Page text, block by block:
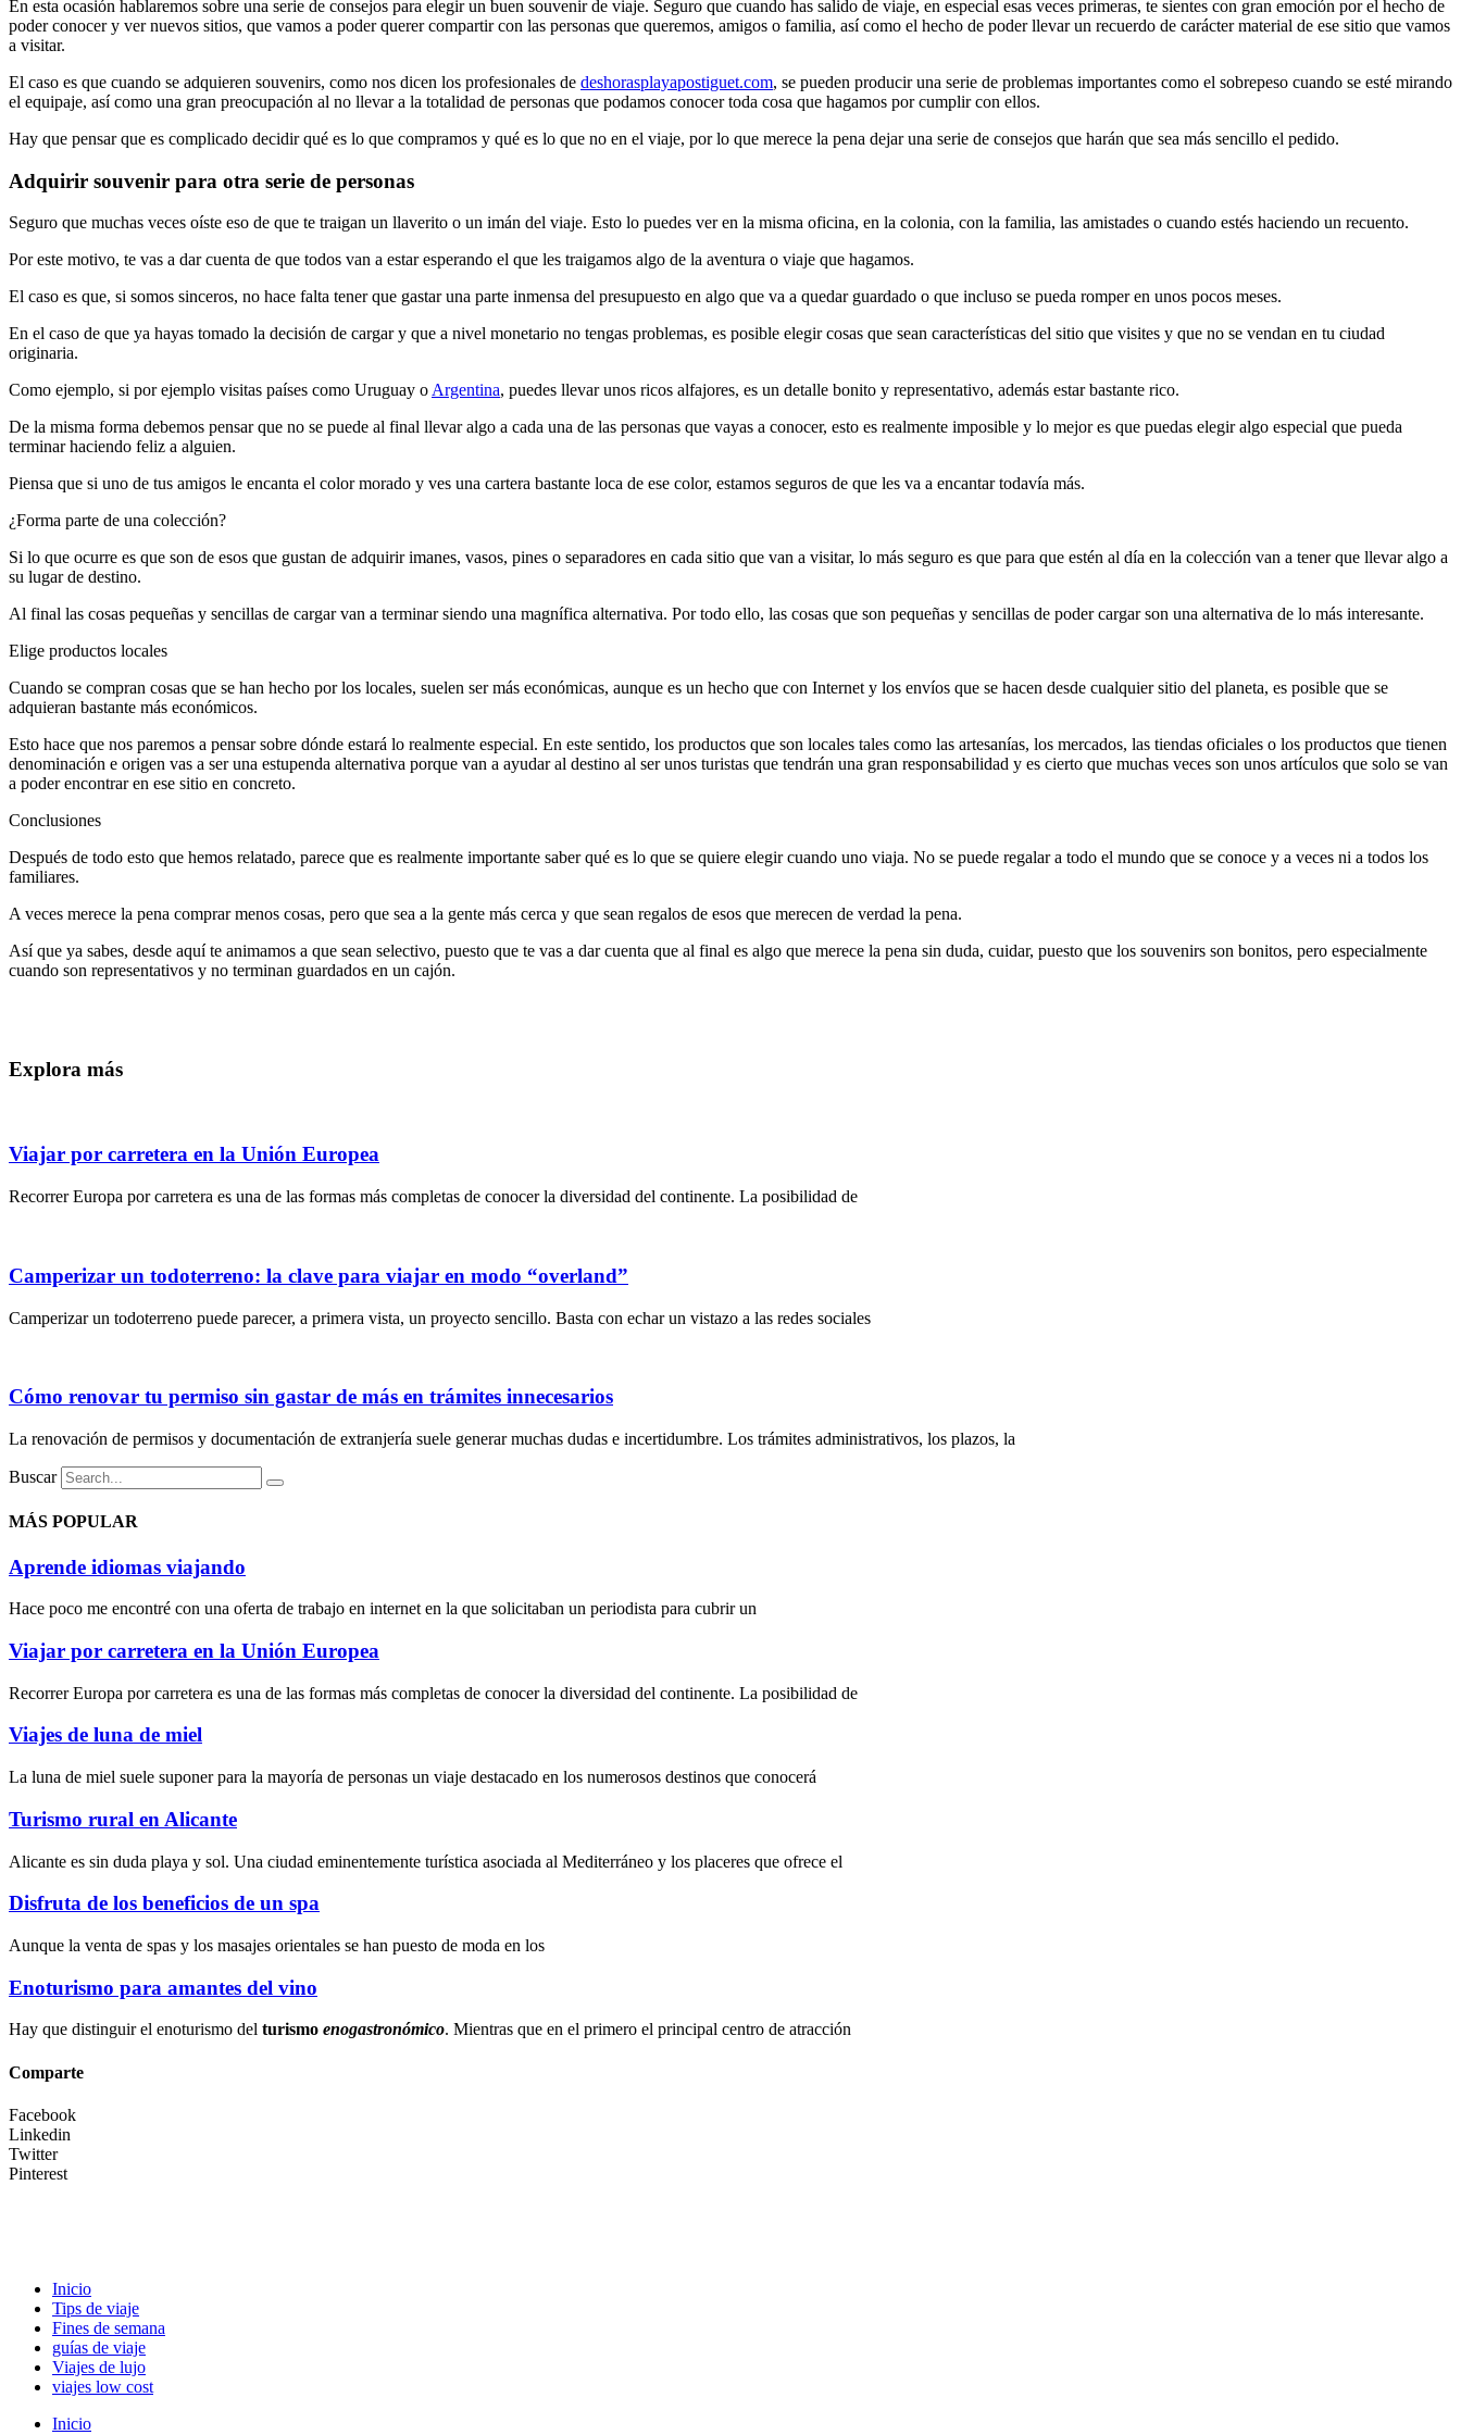
En esta ocasión hablaremos sobre una serie de consejos para elegir un buen souvenir de viaje. Seguro que cuando has salido de viaje, en especial esas veces primeras, te sientes con gran emoción por el hecho de
poder conocer y ver nuevos sitios, que vamos a poder querer compartir con las personas que queremos, amigos o familia, así como el hecho de poder llevar un recuerdo de carácter material de ese sitio que vamos
a visitar.
El caso es que cuando se adquieren souvenirs, como nos dicen los profesionales de deshorasplayapostiguet.com, se pueden producir una serie de problemas importantes como el sobrepeso cuando se esté mirando
el equipaje, así como una gran preocupación al no llevar a la totalidad de personas que podamos conocer toda cosa que hagamos por cumplir con ellos.
Hay que pensar que es complicado decidir qué es lo que compramos y qué es lo que no en el viaje, por lo que merece la pena dejar una serie de consejos que harán que sea más sencillo el pedido.
Adquirir souvenir para otra serie de personas
Seguro que muchas veces oíste eso de que te traigan un llaverito o un imán del viaje. Esto lo puedes ver en la misma oficina, en la colonia, con la familia, las amistades o cuando estés haciendo un recuento.
Por este motivo, te vas a dar cuenta de que todos van a estar esperando el que les traigamos algo de la aventura o viaje que hagamos.
El caso es que, si somos sinceros, no hace falta tener que gastar una parte inmensa del presupuesto en algo que va a quedar guardado o que incluso se pueda romper en unos pocos meses.
En el caso de que ya hayas tomado la decisión de cargar y que a nivel monetario no tengas problemas, es posible elegir cosas que sean características del sitio que visites y que no se vendan en tu ciudad
originaria.
Como ejemplo, si por ejemplo visitas países como Uruguay o Argentina, puedes llevar unos ricos alfajores, es un detalle bonito y representativo, además estar bastante rico.
De la misma forma debemos pensar que no se puede al final llevar algo a cada una de las personas que vayas a conocer, esto es realmente imposible y lo mejor es que puedas elegir algo especial que pueda
terminar haciendo feliz a alguien.
Piensa que si uno de tus amigos le encanta el color morado y ves una cartera bastante loca de ese color, estamos seguros de que les va a encantar todavía más.
¿Forma parte de una colección?
Si lo que ocurre es que son de esos que gustan de adquirir imanes, vasos, pines o separadores en cada sitio que van a visitar, lo más seguro es que para que estén al día en la colección van a tener que llevar algo a
su lugar de destino.
Al final las cosas pequeñas y sencillas de cargar van a terminar siendo una magnífica alternativa. Por todo ello, las cosas que son pequeñas y sencillas de poder cargar son una alternativa de lo más interesante.
Elige productos locales
Cuando se compran cosas que se han hecho por los locales, suelen ser más económicas, aunque es un hecho que con Internet y los envíos que se hacen desde cualquier sitio del planeta, es posible que se
adquieran bastante más económicos.
Esto hace que nos paremos a pensar sobre dónde estará lo realmente especial. En este sentido, los productos que son locales tales como las artesanías, los mercados, las tiendas oficiales o los productos que tienen
denominación e origen vas a ser una estupenda alternativa porque van a ayudar al destino al ser unos turistas que tendrán una gran responsabilidad y es cierto que muchas veces son unos artículos que solo se van
a poder encontrar en ese sitio en concreto.
Conclusiones
Después de todo esto que hemos relatado, parece que es realmente importante saber qué es lo que se quiere elegir cuando uno viaja. No se puede regalar a todo el mundo que se conoce y a veces ni a todos los
familiares.
A veces merece la pena comprar menos cosas, pero que sea a la gente más cerca y que sean regalos de esos que merecen de verdad la pena.
Así que ya sabes, desde aquí te animamos a que sean selectivo, puesto que te vas a dar cuenta que al final es algo que merece la pena sin duda, cuidar, puesto que los souvenirs son bonitos, pero especialmente
cuando son representativos y no terminan guardados en un cajón.
Explora más
Viajar por carretera en la Unión Europea
Recorrer Europa por carretera es una de las formas más completas de conocer la diversidad del continente. La posibilidad de
Camperizar un todoterreno: la clave para viajar en modo “overland”
Camperizar un todoterreno puede parecer, a primera vista, un proyecto sencillo. Basta con echar un vistazo a las redes sociales
Cómo renovar tu permiso sin gastar de más en trámites innecesarios
La renovación de permisos y documentación de extranjería suele generar muchas dudas e incertidumbre. Los trámites administrativos, los plazos, la
Buscar
MÁS POPULAR
Aprende idiomas viajando
Hace poco me encontré con una oferta de trabajo en internet en la que solicitaban un periodista para cubrir un
Viajar por carretera en la Unión Europea
Recorrer Europa por carretera es una de las formas más completas de conocer la diversidad del continente. La posibilidad de
Viajes de luna de miel
La luna de miel suele suponer para la mayoría de personas un viaje destacado en los numerosos destinos que conocerá
Turismo rural en Alicante
Alicante es sin duda playa y sol. Una ciudad eminentemente turística asociada al Mediterráneo y los placeres que ofrece el
Disfruta de los beneficios de un spa
Aunque la venta de spas y los masajes orientales se han puesto de moda en los
Enoturismo para amantes del vino
Hay que distinguir el enoturismo del turismo enogastronómico. Mientras que en el primero el principal centro de atracción
Comparte
Facebook
Linkedin
Twitter
Pinterest
Inicio
Tips de viaje
Fines de semana
guías de viaje
Viajes de lujo
viajes low cost
Inicio